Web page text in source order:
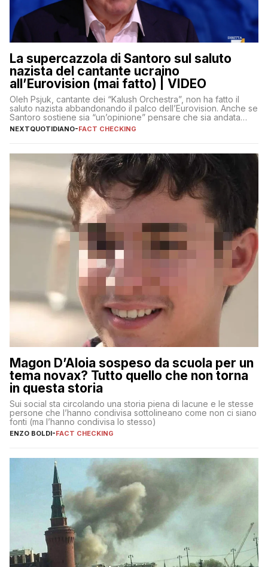
La supercazzola di Santoro sul saluto
nazista del cantante ucraino
all’Eurovision (mai fatto) | VIDEO
Oleh Psjuk, cantante dei “Kalush Orchestra”, non ha fatto il
saluto nazista abbandonando il palco dell’Eurovision. Anche se
Santoro sostiene sia “un’opinione” pensare che sia andata
così
NEXTQUOTIDIANO-FACT CHECKING
Magon D’Aloia sospeso da scuola per un
tema novax? Tutto quello che non torna
in questa storia
Sui social sta circolando una storia piena di lacune e le stesse
persone che l’hanno condivisa sottolineano come non ci siano
fonti (ma l’hanno condivisa lo stesso)
ENZO BOLDI-FACT CHECKING